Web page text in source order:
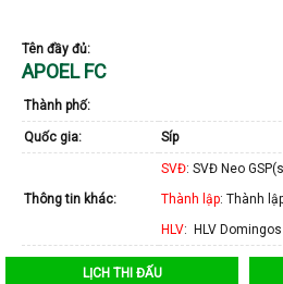
Tên đầy đủ:
APOEL FC
Thành phố:
Quốc gia: Síp
Thông tin khác:
SVĐ: SVĐ Neo
Thành lập: Thành
HLV: HLV
LỊCH THI ĐẤU